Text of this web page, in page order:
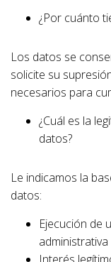
¿Por cuánto
Los datos se
solicite su
necesarios para
¿Cuál es la
datos?
Le indicamos la
datos:
Ejecución de
administrativa